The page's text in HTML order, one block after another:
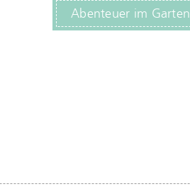
Abenteuer im Garten